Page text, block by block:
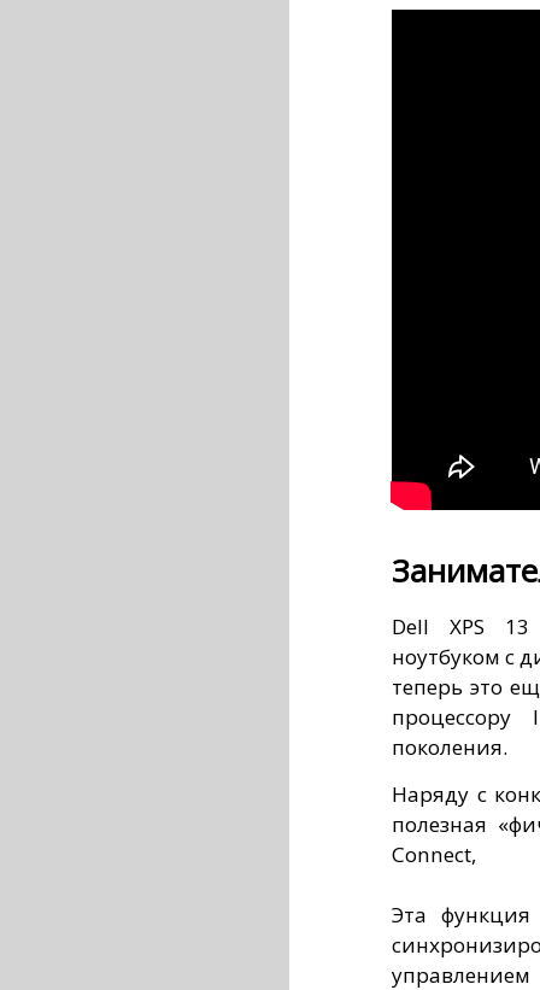
Dell XPS
ноутбуком с
теперь это
поколения.
Наряду с
полезная
Connect,
Эта функция